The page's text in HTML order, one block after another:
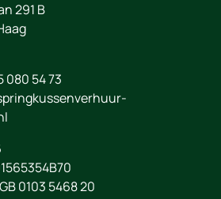
291 B
080 54 73
0103 5468 20